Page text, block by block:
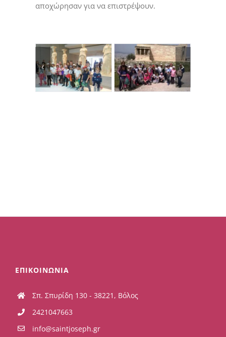
αποχώρησαν για να επιστρέψουν.
ΕΠΙΚΟΙΝΩΝΙΑ
Σπ. Σπυρίδη 130 - 38221, Βόλος
2421047663
info@saintjoseph.gr